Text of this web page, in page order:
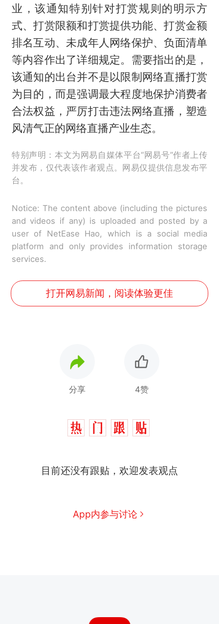
业，该通知特别针对打赏规则的明示方
式、打赏限额和打赏提供功能、打赏金额
排名互动、未成年人网络保护、负面清单
等内容作出了详细规定。需要指出的是，
该通知的出台并不是以限制网络直播打赏
为目的，而是强调最大程度地保护消费者
合法权益，严厉打击违法网络直播，塑造
风清气正的网络直播产业生态。
特别声明：本文为网易自媒体平台“网易号”作者上传
并发布，仅代表该作者观点。网易仅提供信息发布平
台。
Notice: The content above (including the pictures
and videos if any) is uploaded and posted by a
user of NetEase Hao, which is a social media
platform and only provides information storage
services.
打开网易新闻，阅读体验更佳
分享 4赞
目前还没有跟贴，欢迎发表观点
App内参与讨论